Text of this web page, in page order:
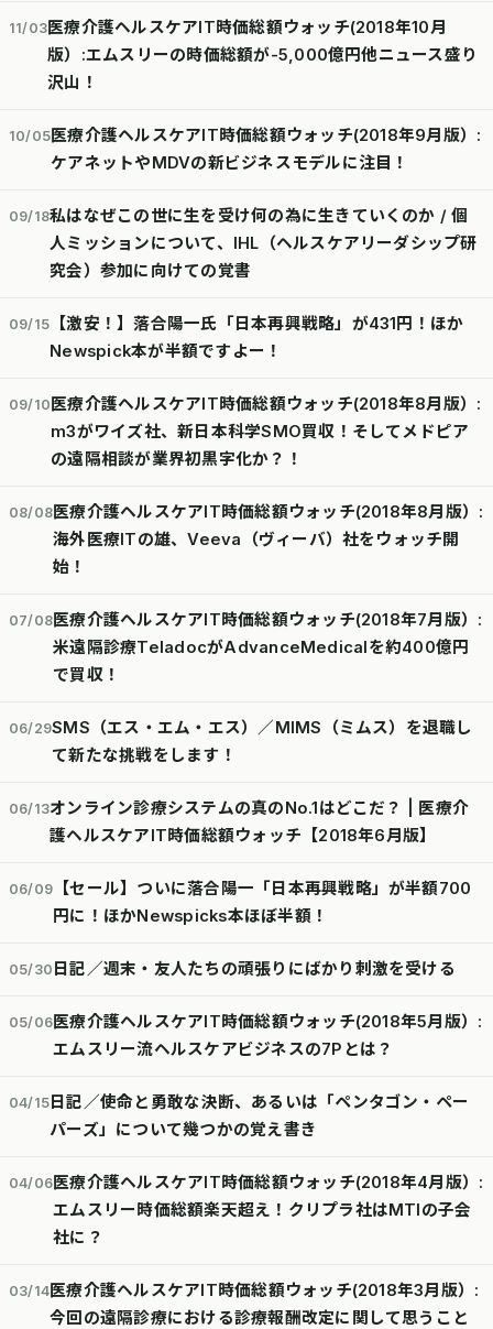
11/03医療介護ヘルスケアIT時価総額ウォッチ(2018年10月
版）:エムスリーの時価総額が-5,000億円他ニュース盛り
沢山！
10/05医療介護ヘルスケアIT時価総額ウォッチ(2018年9月版）:
ケアネットやMDVの新ビジネスモデルに注目！
09/18私はなぜこの世に生を受け何の為に生きていくのか / 個
人ミッションについて、IHL（ヘルスケアリーダシップ研
究会）参加に向けての覚書
09/15
【激安！】落合陽一氏「日本再興戦略」が431円！ほか
Newspick本が半額ですよー！
09/10医療介護ヘルスケアIT時価総額ウォッチ(2018年8月版）:
m3がワイズ社、新日本科学SMO買収！そしてメドピア
の遠隔相談が業界初黒字化か？！
08/08医療介護ヘルスケアIT時価総額ウォッチ(2018年8月版）:
海外医療ITの雄、Veeva（ヴィーバ）社をウォッチ開
始！
07/08医療介護ヘルスケアIT時価総額ウォッチ(2018年7月版）:
米遠隔診療TeladocがAdvanceMedicalを約400億円
で買収！
06/29SMS（エス・エム・エス）／MIMS（ミムス）を退職し
て新たな挑戦をします！
06/13オンライン診療システムの真のNo.1はどこだ？ | 医療介
護ヘルスケアIT時価総額ウォッチ【2018年6月版】
06/09
【セール】ついに落合陽一「日本再興戦略」が半額700
円に！ほかNewspicks本ほぼ半額！
05/30 日記／週末・友人たちの頑張りにばかり刺激を受ける
05/06医療介護ヘルスケアIT時価総額ウォッチ(2018年5月版）:
エムスリー流ヘルスケアビジネスの7Pとは？
04/15日記／使命と勇敢な決断、あるいは「ペンタゴン・ペー
パーズ」について幾つかの覚え書き
04/06医療介護ヘルスケアIT時価総額ウォッチ(2018年4月版）:
エムスリー時価総額楽天超え！クリプラ社はMTIの子会
社に？
03/14医療介護ヘルスケアIT時価総額ウォッチ(2018年3月版）:
今回の遠隔診療における診療報酬改定に関して思うこと